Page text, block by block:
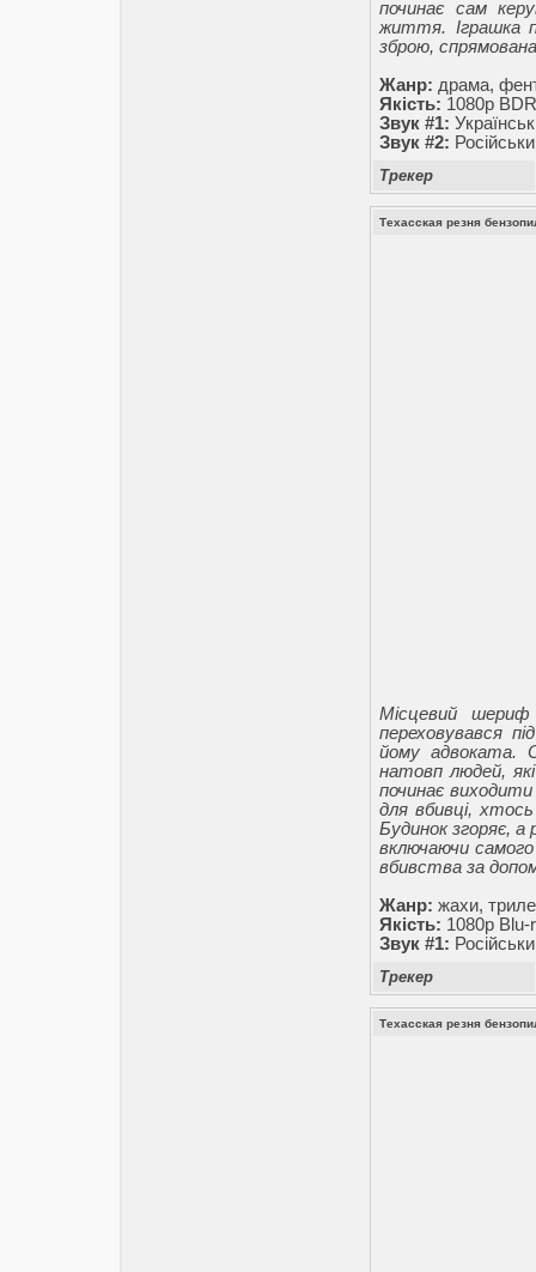
починає сам
життя. Іграшка
зброю,
Жанр: драма,
Якість: 1080p
Звук #1:
Звук #2:
Трекер
Техасская резня
Місцевий шериф
переховувався
йому адвоката.
натовп людей,
починає
для вбивці,
Будинок згоряє, а
включаючи
вбивства за
Жанр: жахи,
Якість: 1080p
Звук #1:
Трекер
Техасская резня